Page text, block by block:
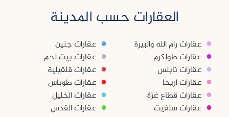
العقارات حسب المدينة
● عقارات رام الله والبيرة ● عقارات جنين
● عقارات طولكرم ● عقارات بيت لحم
● عقارات نابلس ● عقارات قلقيلية
● عقارات اريحا ● عقارات طوباس
● عقارات قطاع غزة ● عقارات الخليل
● عقارات سلفيت ● عقارات القدس